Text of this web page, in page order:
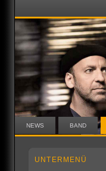
NEWS BAND
UNTERMENÜ